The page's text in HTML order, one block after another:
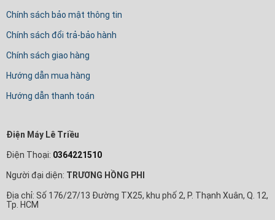
Chính sách bảo mật thông tin
Chính sách đổi trả-bảo hành
Chính sách giao hàng
Hướng dẫn mua hàng
Hướng dẫn thanh toán
Điện Máy Lê Triều
Điện Thoại: 0364221510
Người đại diện: TRƯƠNG HỒNG PHI
Địa chỉ: Số 176/27/13 Đường TX25, khu phố 2, P. Thạnh Xuân, Q. 12,
Tp. HCM